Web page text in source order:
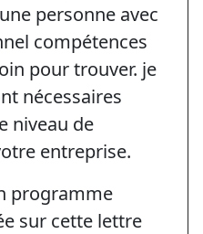
personne avec
compétences
pour trouver. je
nécessaires
niveau de
entreprise.
programme
sur cette lettre